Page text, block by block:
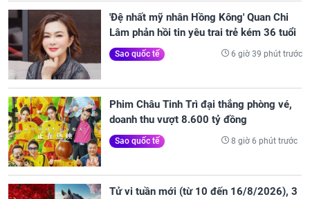
'Đệ nhất mỹ nhân Hồng Kông' Quan Chi
Lâm phản hồi tin yêu trai trẻ kém 36 tuổi
Sao quốc tế 6 giờ 39 phút trước
Phim Châu Tinh Trì đại thắng phòng vé,
doanh thu vượt 8.600 tỷ đồng
Sao quốc tế 8 giờ 6 phút trước
Tử vi tuần mới (từ 10 đến 16/8/2026), 3